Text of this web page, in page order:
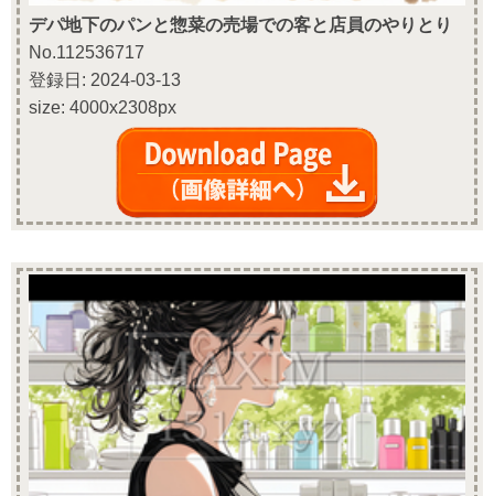
デパ地下のパンと惣菜の売場での客と店員のやりとり
No.112536717
登録日: 2024-03-13
size: 4000x2308px